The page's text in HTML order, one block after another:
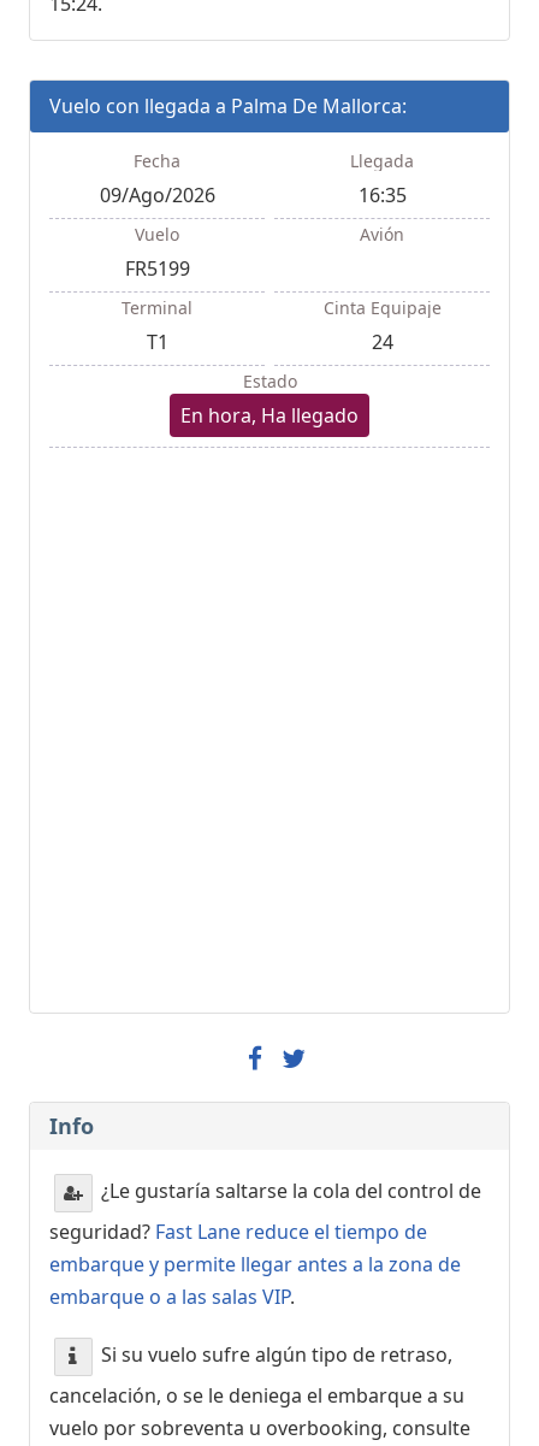
Vuelo con llegada a Palma De Mallorca:
Fecha
09/Ago/2026
Llegada
16:35
Vuelo
FR5199
Avión
Terminal
T1
Cinta Equipaje
24
Estado
En hora, Ha llegado
Info
¿Le gustaría saltarse la cola del control de
seguridad? Fast Lane reduce el tiempo de
embarque y permite llegar antes a la zona de
embarque o a las salas VIP.
Si su vuelo sufre algún tipo de retraso,
cancelación, o se le deniega el embarque a su
vuelo por sobreventa u overbooking, consulte